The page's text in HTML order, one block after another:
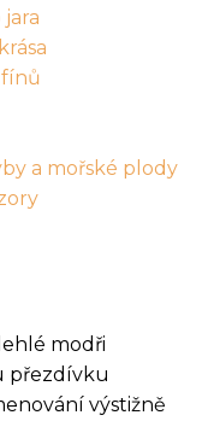
a mořské plody
modři
přezdívku
výstižně